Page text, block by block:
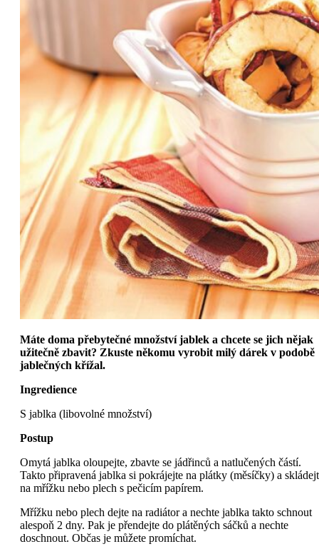
Máte doma přebytečné množství jablek a chcete se jich nějak
užitečně zbavit? Zkuste někomu vyrobit milý dárek v podobě
jablečných křížal.
Ingredience
S jablka (libovolné množství)
Postup
Omytá jablka oloupejte, zbavte se jádřinců a natlučených částí.
Takto připravená jablka si pokrájejte na plátky (měsíčky) a
na mřížku nebo plech s pečicím papírem.
Mřížku nebo plech dejte na radiátor a nechte jablka takto schnout
alespoň 2 dny. Pak je přendejte do plátěných sáčků a nechte
doschnout. Občas je můžete promíchat.